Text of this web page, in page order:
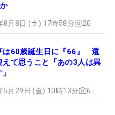
8月8日 (土) 17時58分 20
は60歳誕生日に『66』 還
えて思うこと「あの3人は異
5月29日 (金) 10時13分 6